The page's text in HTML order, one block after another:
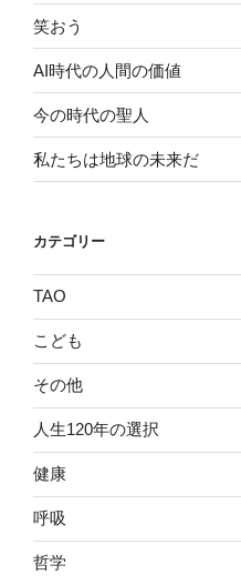
笑おう
AI時代の人間の価値
今の時代の聖人
私たちは地球の未来だ
カテゴリー
TAO
こども
その他
人生120年の選択
健康
呼吸
哲学